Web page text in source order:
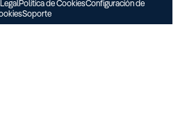
Política de CookiesConfiguración de
Soporte